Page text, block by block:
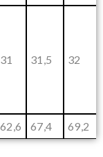
31 31,5 32
62,6 67,4 69,2